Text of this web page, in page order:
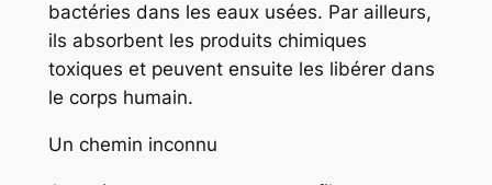
bactéries dans les eaux usées. Par ailleurs,
ils absorbent les produits chimiques
toxiques et peuvent ensuite les libérer dans
le corps humain.
Un chemin inconnu